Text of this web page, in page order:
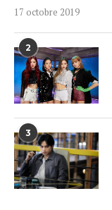
17 octobre 2019
2
3